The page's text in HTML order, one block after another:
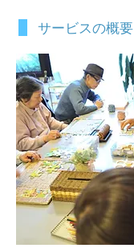
​サービスの概要